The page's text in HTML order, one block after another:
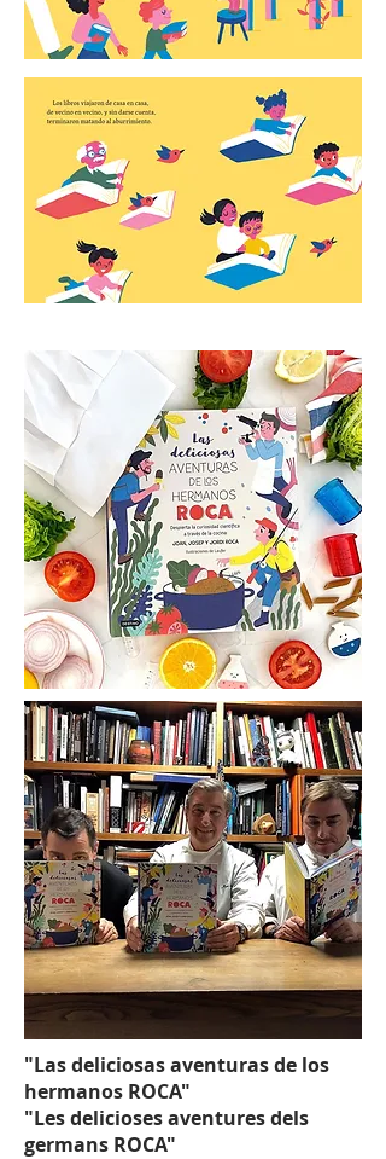
"Las deliciosas aventuras de los
hermanos ROCA"
"Les delicioses aventures dels
germans ROCA"